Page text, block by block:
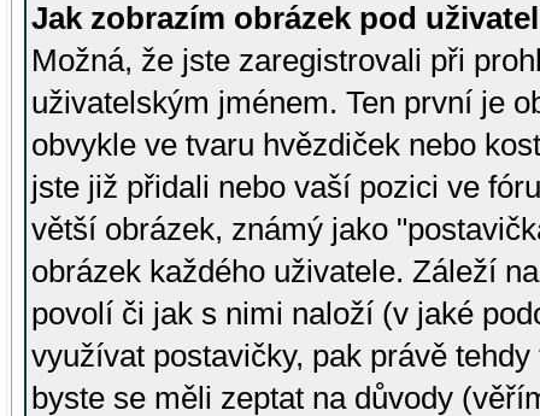
Jak zobrazím obrázek pod
Možná, že jste zaregistrovali při
uživatelským jménem. Ten první je
obvykle ve tvaru hvězdiček nebo
jste již přidali nebo vaší pozici ve
větší obrázek, známý jako
obrázek každého uživatele. Záleží
povolí či jak s nimi naloží (v jaké
využívat postavičky, pak právě
byste se měli zeptat na důvody